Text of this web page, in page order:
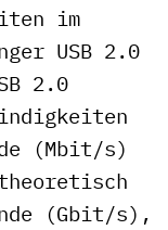
im
USB 2.0
2.0
(Mbit/s)
(Gbit/s),